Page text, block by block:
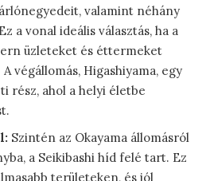
valamint néhány
a vonal ideális választás, ha a
üzleteket és éttermeket
végállomás, Higashiyama, egy
rész, ahol a helyi életbe
Szintén az Okayama állomásról
a Seikibashi híd felé tart. Ez
területeken, és jól